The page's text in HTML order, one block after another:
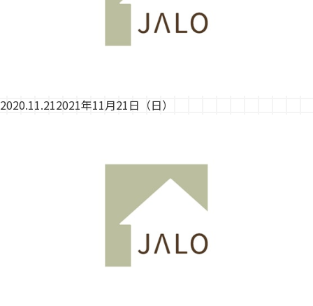
2020.11.212021年11月21日（日）